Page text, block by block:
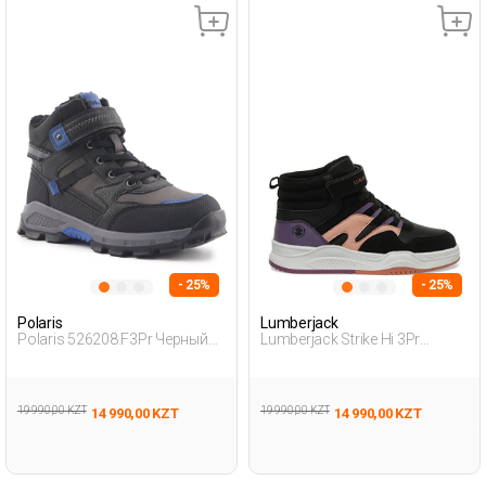
- 25%
Polaris
Polaris 526208.F3Pr Черный
19 990,00 KZT 14 990,00 KZT
- 25%
Lumberjack
Lumberjack Strike Hi 3Pr
19 990,00 KZT 14 990,00 KZT